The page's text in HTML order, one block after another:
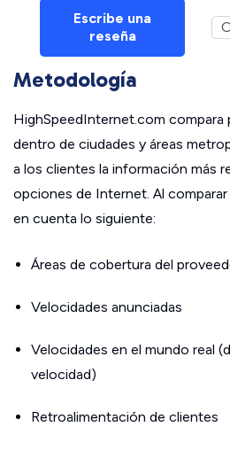
Escribe una
reseña
Metodología
HighSpeedInternet.com
dentro de ciudades y áreas
a los clientes la información más
opciones de Internet. Al
en cuenta lo siguiente:
Áreas de cobertura del
Velocidades anunciadas
Velocidades en el mundo real
velocidad)
Retroalimentación de clientes